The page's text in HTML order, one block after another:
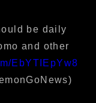
be daily
and other
EbYTIEpYw8